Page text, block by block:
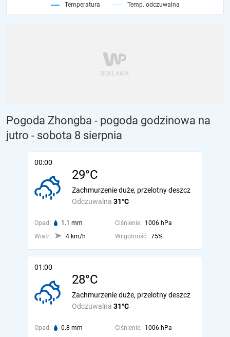
Temperatura Temp. odczuwalna
Pogoda Zhongba - pogoda godzinowa na
jutro - sobota 8 sierpnia
00:00
29°C
Odczuwalna 31°C
Zachmurzenie duże, przelotny deszcz
Opad: 1.1 mm Ciśnienie: 1006 hPa
Wiatr:
4 km/h Wilgotność: 75%
01:00
28°C
Odczuwalna 31°C
Zachmurzenie duże, przelotny deszcz
Opad: 0.8 mm Ciśnienie: 1006 hPa